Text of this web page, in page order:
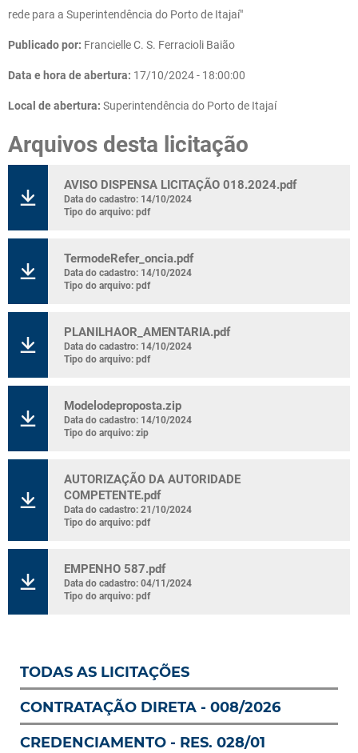
TODAS AS LICITAÇÕES
CONTRATAÇÃO DIRETA - 008/2026
CREDENCIAMENTO - RES. 028/01
rede para a Superintendência do Porto de Itajaí"
Publicado por: Francielle C. S. Ferracioli Baião
Data e hora de abertura: 17/10/2024 - 18:00:00
Local de abertura: Superintendência do Porto de Itajaí
Arquivos desta licitação
AVISO DISPENSA LICITAÇÃO 018.2024.pdf
Data do cadastro: 14/10/2024
Tipo do arquivo: pdf
TermodeRefer_oncia.pdf
Data do cadastro: 14/10/2024
Tipo do arquivo: pdf
PLANILHAOR_AMENTARIA.pdf
Data do cadastro: 14/10/2024
Tipo do arquivo: pdf
Modelodeproposta.zip
Data do cadastro: 14/10/2024
Tipo do arquivo: zip
AUTORIZAÇÃO DA AUTORIDADE
COMPETENTE.pdf
Data do cadastro: 21/10/2024
Tipo do arquivo: pdf
EMPENHO 587.pdf
Data do cadastro: 04/11/2024
Tipo do arquivo: pdf